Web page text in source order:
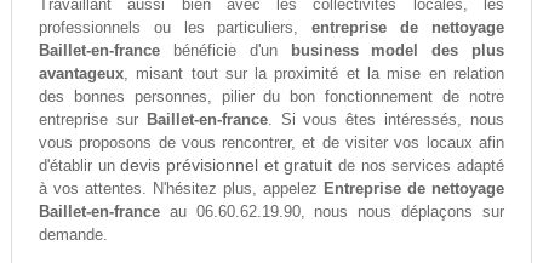
Travaillant aussi bien avec les collectivités locales, les
professionnels ou les particuliers,entreprise de nettoyage
Baillet-en-francebénéficie d'un
business model des plus
avantageux, misant tout sur la proximité et la mise en relation
des bonnes personnes, pilier du bon fonctionnement de notre
entreprise sur Baillet-en-france. Si vous êtes intéressés, nous
vous proposons de vous rencontrer, et de visiter vos locaux afin
d'établir undevis prévisionnel et gratuit de nos services adapté
à vos attentes. N'hésitez plus, appelez Entreprise de nettoyage
Baillet-en-franceau 06.60.62.19.90, nous nous déplaçons sur
demande.